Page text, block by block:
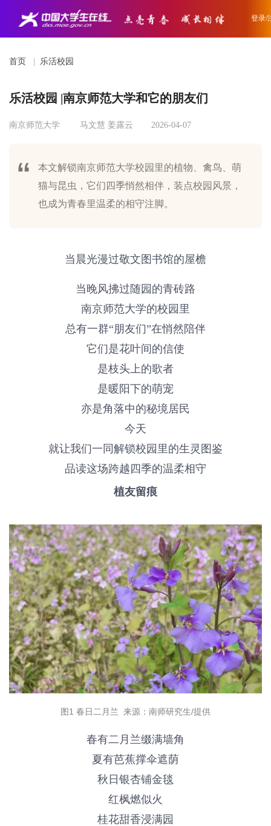
登录/
首页 乐活校园
乐活校园 |南京师范大学和它的朋友们
南京师范大学 马文慧 姜露云 2026-04-07
本文解锁南京师范大学校园里的植物、禽鸟、萌
猫与昆虫，它们四季悄然相伴，装点校园风景，
也成为青春里温柔的相守注脚。
当晨光漫过敬文图书馆的屋檐
当晚风拂过随园的青砖路
南京师范大学的校园里
总有一群“朋友们”在悄然陪伴
它们是花叶间的信使
是枝头上的歌者
是暖阳下的萌宠
亦是角落中的秘境居民
今天
就让我们一同解锁校园里的生灵图鉴
品读这场跨越四季的温柔相守
植友留痕
图1 春日二月兰 来源：南师研究生/提供
春有二月兰缀满墙角
夏有芭蕉撑伞遮荫
秋日银杏铺金毯
红枫燃似火
桂花甜香浸满园